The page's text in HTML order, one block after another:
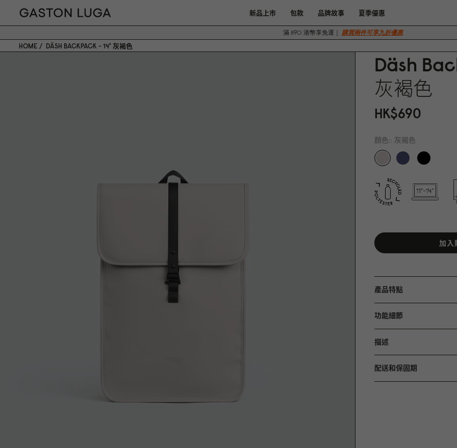
新品上市 包款 品牌故事 夏季優惠
滿 890 港幣享免運｜ 購買兩件可享九折優惠
HOME DÄSH BACKPACK - 14" 灰褐色
Däsh
灰褐色
HK$690
顏色:: 灰褐色
加入
產品特點
功能細節
描述
配送和保固期